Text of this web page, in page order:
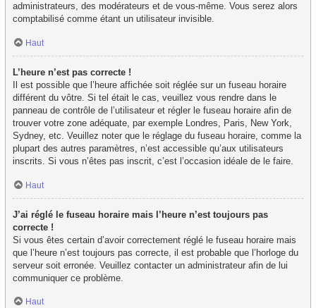
administrateurs, des modérateurs et de vous-même. Vous serez alors
comptabilisé comme étant un utilisateur invisible.
Haut
L’heure n’est pas correcte !
Il est possible que l’heure affichée soit réglée sur un fuseau horaire
différent du vôtre. Si tel était le cas, veuillez vous rendre dans le
panneau de contrôle de l’utilisateur et régler le fuseau horaire afin de
trouver votre zone adéquate, par exemple Londres, Paris, New York,
Sydney, etc. Veuillez noter que le réglage du fuseau horaire, comme la
plupart des autres paramètres, n’est accessible qu’aux utilisateurs
inscrits. Si vous n’êtes pas inscrit, c’est l’occasion idéale de le faire.
Haut
J’ai réglé le fuseau horaire mais l’heure n’est toujours pas
correcte !
Si vous êtes certain d’avoir correctement réglé le fuseau horaire mais
que l’heure n’est toujours pas correcte, il est probable que l’horloge du
serveur soit erronée. Veuillez contacter un administrateur afin de lui
communiquer ce problème.
Haut